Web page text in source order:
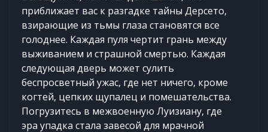
приближает вас к разгадке тайны Дерсето,
взирающие из тьмы глаза становятся все
голоднее. Каждая пуля чертит грань между
выживанием и страшной смертью. Каждая
следующая дверь может сулить
беспросветный ужас, где нет ничего, кроме
когтей, цепких щупалец и помешательства.
Погрузитесь в межвоенную Луизиану, где
эра упадка стала завесой для мрачной